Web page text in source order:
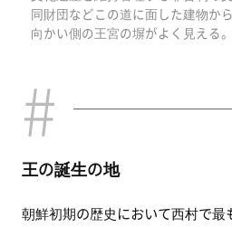
同財団などこの道に面した建物から
向かい側の王宮の塀がよく見える。
王の誕生の地
朝鮮初期の歴史において西村で最